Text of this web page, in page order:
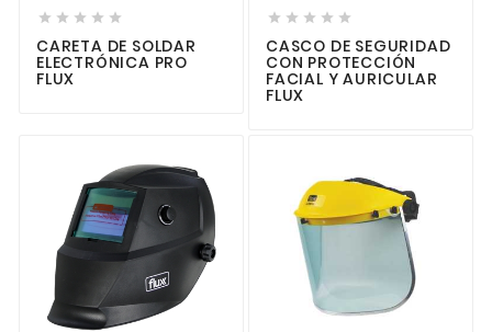
    
CARETA DE SOLDAR
ELECTRÓNICA PRO
FLUX
    
CASCO DE SEGURIDAD
CON PROTECCIÓN
FACIAL Y AURICULAR
FLUX